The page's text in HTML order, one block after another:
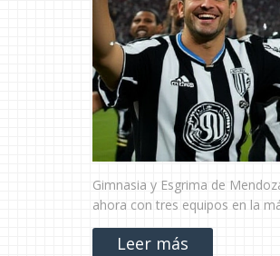
Gimnasia y Esgrima de
ahora con tres equipos en la
Leer más